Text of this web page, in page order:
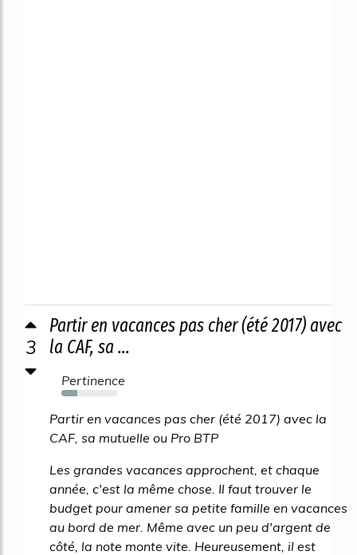
3
Partir en vacances pas cher (été 2017) avec
la CAF, sa ...
Pertinence
28%
Partir en vacances pas cher (été 2017) avec la
CAF, sa mutuelle ou Pro BTP
Les grandes vacances approchent, et chaque
année, c'est la même chose. Il faut trouver le
budget pour amener sa petite famille en vacances
au bord de mer. Même avec un peu d'argent de
côté, la note monte vite. Heureusement, il est